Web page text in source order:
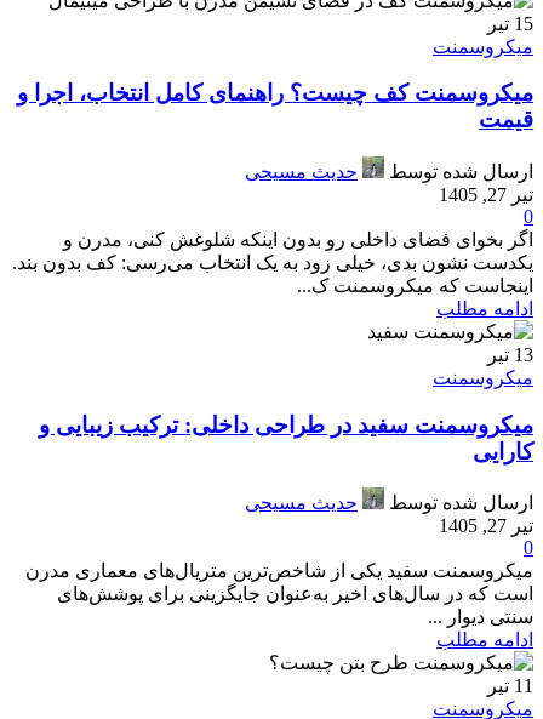
15 تیر
میکروسمنت
میکروسمنت کف چیست؟ راهنمای کامل انتخاب، اجرا و
قیمت
ارسال شده توسط
حدیث مسیحی
تیر 27, 1405
0
اگر بخوای فضای داخلی رو بدون اینکه شلوغش کنی، مدرن و
یکدست نشون بدی، خیلی زود به یک انتخاب می‌رسی: کف بدون بند.
اینجاست که میکروسمنت ک...
ادامه مطلب
13 تیر
میکروسمنت
میکروسمنت سفید در طراحی داخلی: ترکیب زیبایی و
کارایی
ارسال شده توسط
حدیث مسیحی
تیر 27, 1405
0
میکروسمنت سفید یکی از شاخص‌ترین متریال‌های معماری مدرن
است که در سال‌های اخیر به‌عنوان جایگزینی برای پوشش‌های
سنتی دیوار ...
ادامه مطلب
11 تیر
میکروسمنت